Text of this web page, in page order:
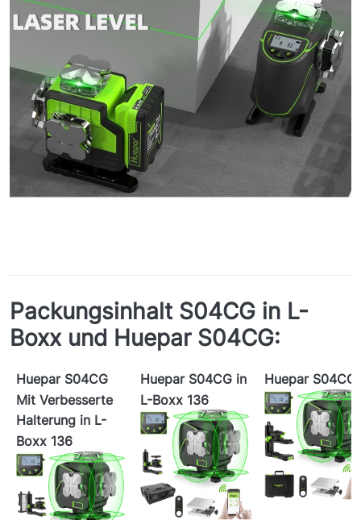
Packungsinhalt S04CG in L-
Boxx und Huepar S04CG:
Huepar S04CG
Mit Verbesserte
Halterung in L-
Boxx 136
Huepar S04CG in
L-Boxx 136
Huepar S04CG